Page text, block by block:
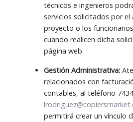
técnicos e ingenieros
servicios solicitados por
proyecto o los
cuando realicen dicha
página web.
Gestión Administrativa:
relacionados con
contables, al teléfono
permitirá crear un vínculo